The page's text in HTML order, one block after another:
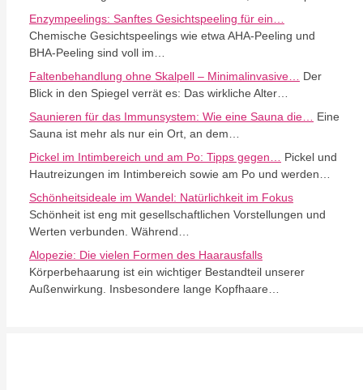
Enzympeelings: Sanftes Gesichtspeeling für ein…
Chemische Gesichtspeelings wie etwa AHA-Peeling und
BHA-Peeling sind voll im…
Faltenbehandlung ohne Skalpell – Minimalinvasive… Der
Blick in den Spiegel verrät es: Das wirkliche Alter…
Saunieren für das Immunsystem: Wie eine Sauna die… Eine
Sauna ist mehr als nur ein Ort, an dem…
Pickel im Intimbereich und am Po: Tipps gegen… Pickel und
Hautreizungen im Intimbereich sowie am Po und werden…
Schönheitsideale im Wandel: Natürlichkeit im Fokus
Schönheit ist eng mit gesellschaftlichen Vorstellungen und
Werten verbunden. Während…
Alopezie: Die vielen Formen des Haarausfalls
Körperbehaarung ist ein wichtiger Bestandteil unserer
Außenwirkung. Insbesondere lange Kopfhaare…